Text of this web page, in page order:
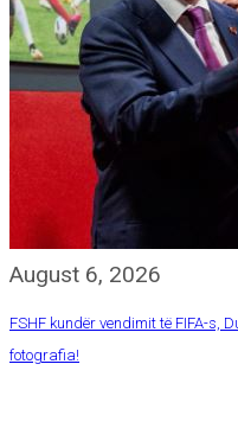
August 6, 2026
FSHF kundër vendimit të FIFA-s,
fotografia!